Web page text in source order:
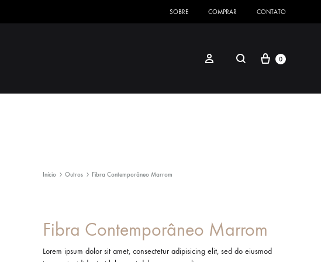
SOBRE COMPRAR CONTATO
Sign inSearch Cart
0
Início Outros Fibra Contemporâneo Marrom
Fibra Contemporâneo Marrom
Lorem ipsum dolor sit amet, consectetur adipisicing elit, sed do eiusmod